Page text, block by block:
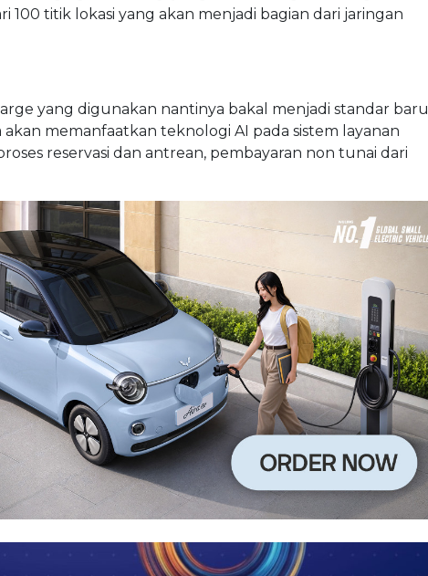
titik lokasi yang akan menjadi bagian dari jaringan
yang digunakan nantinya bakal menjadi standar baru
memanfaatkan teknologi AI pada sistem layanan
reservasi dan antrean, pembayaran non tunai dari